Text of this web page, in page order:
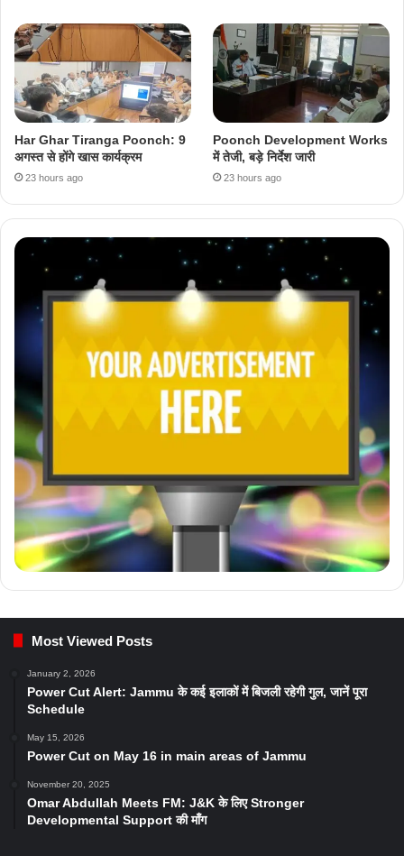
Har Ghar Tiranga Poonch: 9
अगस्त से होंगे खास कार्यक्रम
23 hours ago
Poonch Development Works
में तेजी, बड़े निर्देश जारी
23 hours ago
Most Viewed Posts
January 2, 2026
Power Cut Alert: Jammu के कई इलाकों में बिजली रहेगी गुल, जानें पूरा
Schedule
May 15, 2026
Power Cut on May 16 in main areas of Jammu
November 20, 2025
Omar Abdullah Meets FM: J&K के लिए Stronger
Developmental Support की माँग